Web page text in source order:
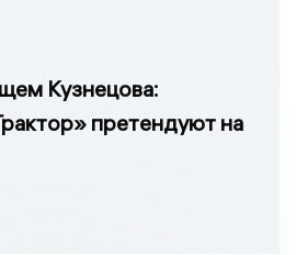
Кузнецова:
претендуют на